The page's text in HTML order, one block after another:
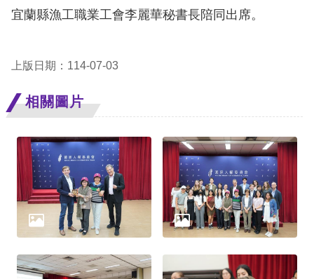
導
覽
站
安
全
宜蘭縣漁工職業工會李麗華秘書長陪同出席。
上版日期：114-07-03
相關圖片